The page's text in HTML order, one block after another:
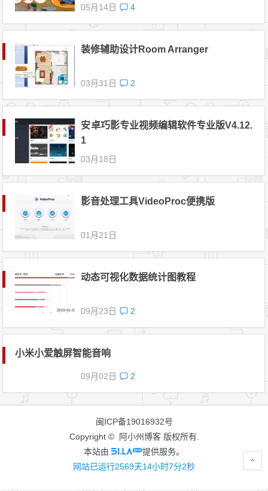
05月14日 4
装修辅助设计Room Arranger
03月31日 2
安卓巧影专业视频编辑软件专业版V4.12.
1
03月18日
影音处理工具VideoProc便携版
01月21日
动态可视化数据统计图教程
09月23日 2
小米小爱触屏智能音响
09月02日 2
闽ICP备19016932号
Copyright © 阿小州博客 版权所有.
本站由
提供服务。
网站已运行2569天14小时7分2秒